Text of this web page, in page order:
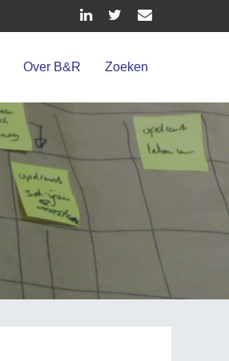
Over B&R Zoeken